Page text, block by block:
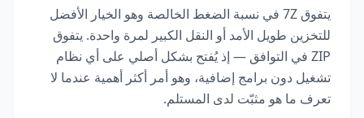
يتفوق 7Z في نسبة الضغط الخالصة وهو الخيار الأفضل
للتخزين طويل الأمد أو النقل الكبير لمرة واحدة. يتفوق
ZIP في التوافق — إذ يُفتح بشكل أصلي على أي نظام
تشغيل دون برامج إضافية، وهو أمر أكثر أهمية عندما لا
تعرف ما هو مثبّت لدى المستلم.